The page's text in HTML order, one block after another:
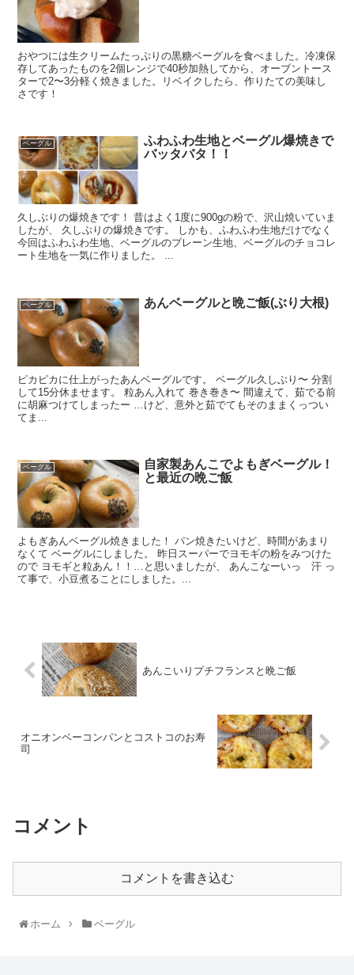
おやつには生クリームたっぷりの黒糖ベーグルを食べました。冷凍保
存してあったものを2個レンジで40秒加熱してから、オーブントース
ターで2〜3分軽く焼きました。リベイクしたら、作りたての美味し
さです！
ベーグル
ふわふわ生地とベーグル爆焼きで
バッタバタ！！
久しぶりの爆焼きです！ 昔はよく1度に900gの粉で、沢山焼いていま
したが、 久しぶりの爆焼きです。 しかも、ふわふわ生地だけでなく
今回はふわふわ生地、ベーグルのプレーン生地、ベーグルのチョコレ
ート生地を一気に作りました。 ...
ベーグル あんベーグルと晩ご飯(ぶり大根)
ピカピカに仕上がったあんベーグルです。 ベーグル久しぶり〜 分割
して15分休ませます。 粒あん入れて 巻き巻き〜 間違えて、茹でる前
に胡麻つけてしまったー …けど、意外と茹でてもそのままくっつい
てま...
ベーグル
自家製あんこでよもぎベーグル！
と最近の晩ご飯
よもぎあんベーグル焼きました！ パン焼きたいけど、時間があまり
なくて ベーグルにしました。 昨日スーパーでヨモギの粉をみつけた
ので ヨモギと粒あん！！…と思いましたが、 あんこなーいっ 汗 っ
て事で、小豆煮ることにしました。...
あんこいりプチフランスと晩ご飯
オニオンベーコンパンとコストコのお寿
司
コメント
コメントを書き込む
ホーム ベーグル